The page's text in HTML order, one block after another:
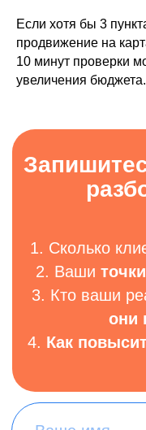
Если хотя бы 3
продвижение на
10 минут проверки
увеличения бюджета.
Политика
ИП Багаев Иван
Блог
Написать в
Заказать
+7 915